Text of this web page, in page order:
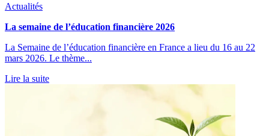
Actualités
La semaine de l’éducation financière 2026
La Semaine de l’éducation financière en France a lieu du 16 au 22
mars 2026. Le thème...
Lire la suite